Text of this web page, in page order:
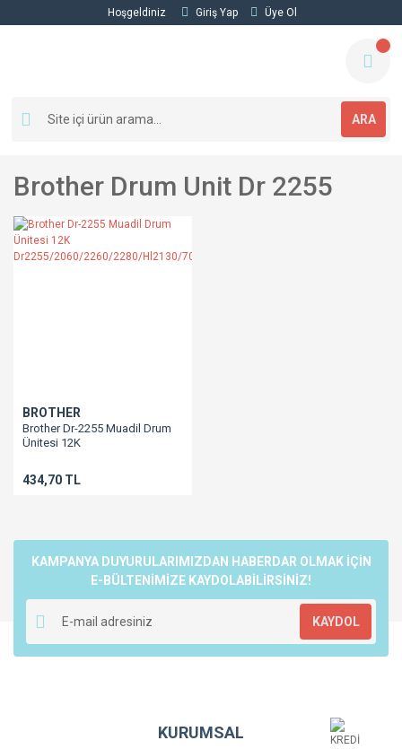
Hoşgeldiniz Giriş Yap Üye Ol
ARA
Brother Drum Unit Dr 2255
BROTHER
Brother Dr-2255 Muadil Drum
Ünitesi 12K
434,70 TL
KAMPANYA DUYURULARIMIZDAN HABERDAR OLMAK İÇİN
E-BÜLTENİMİZE KAYDOLABİLİRSİNİZ!
KAYDOL
KURUMSAL